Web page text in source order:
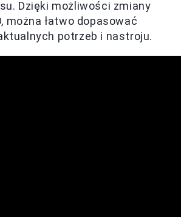
Dzięki możliwości zmiany
można łatwo dopasować
potrzeb i nastroju.